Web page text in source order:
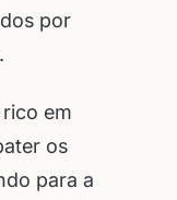
por
em
os
para a